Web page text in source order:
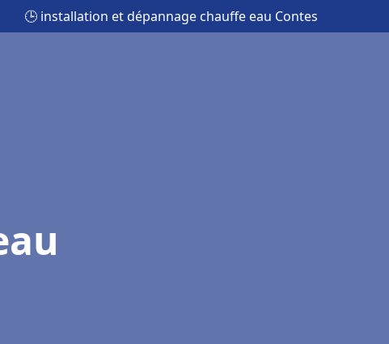
🕒 installation et dépannage chauffe eau Contes